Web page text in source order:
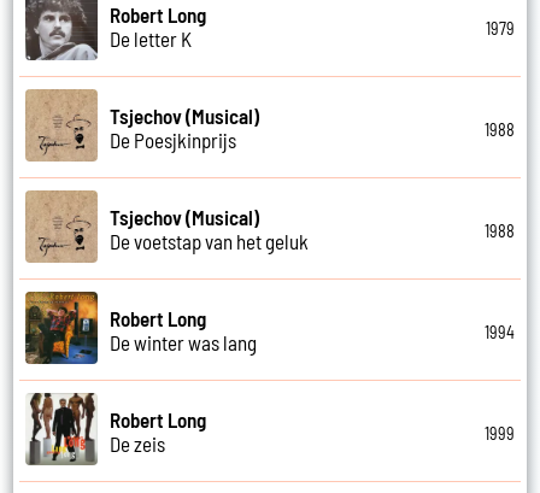
Robert Long
De letter K
1979
Tsjechov (Musical)
De Poesjkinprijs
1988
Tsjechov (Musical)
De voetstap van het geluk
1988
Robert Long
De winter was lang
1994
Robert Long
De zeis
1999